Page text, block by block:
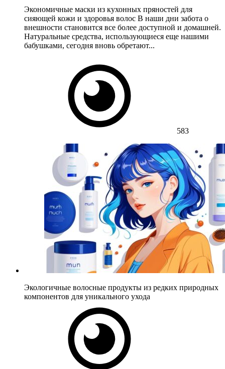
Экономичные маски из кухонных пряностей для
сияющей кожи и здоровья волос В наши дни забота о
внешности становится все более доступной и домашней.
Натуральные средства, использующиеся еще нашими
бабушками, сегодня вновь обретают...
583
Экологичные волосные продукты из редких природных
компонентов для уникального ухода